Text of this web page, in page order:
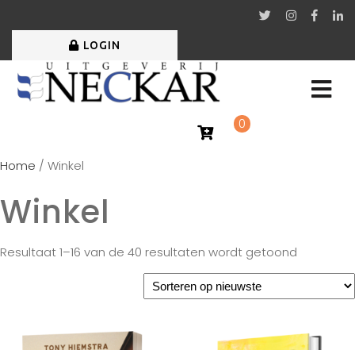
LOGIN
0
Home / Winkel
Winkel
Resultaat 1–16 van de 40 resultaten wordt getoond